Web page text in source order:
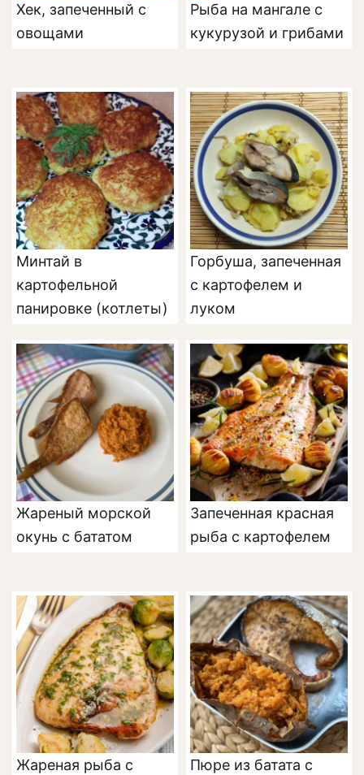
Хек, запеченный с
овощами
Рыба на мангале с
кукурузой и грибами
Минтай в
картофельной
панировке (котлеты)
Горбуша, запеченная
с картофелем и
луком
Жареный морской
окунь с бататом
Запеченная красная
рыба с картофелем
Жареная рыба с
Пюре из батата с